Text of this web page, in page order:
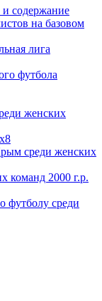
содержание
на базовом
лига
футбола
женских
среди женских
команд 2000 г.р.
футболу среди